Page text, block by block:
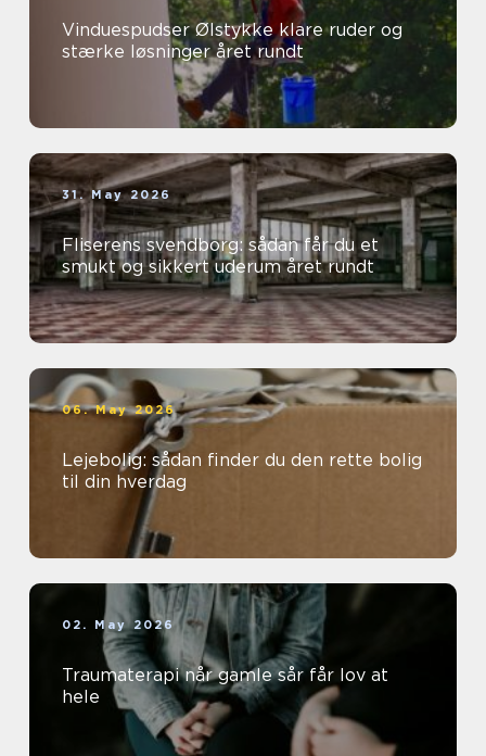
Vinduespudser Ølstykke klare ruder og
stærke løsninger året rundt
31. May 2026
Fliserens svendborg: sådan får du et
smukt og sikkert uderum året rundt
06. May 2026
Lejebolig: sådan finder du den rette bolig
til din hverdag
02. May 2026
Traumaterapi når gamle sår får lov at
hele